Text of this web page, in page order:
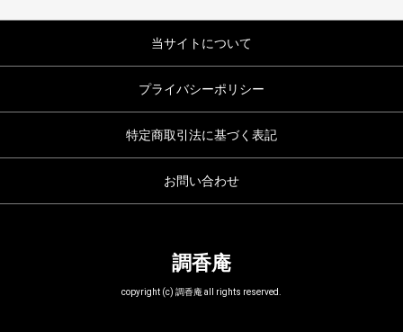
当サイトについて
プライバシーポリシー
特定商取引法に基づく表記
お問い合わせ
調香庵
copyright (c) 調香庵 all rights reserved.